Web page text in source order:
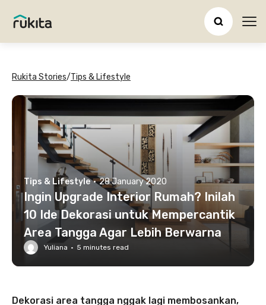
Rukita Stories/Tips & Lifestyle
Tips & Lifestyle · 28 January 2020
Ingin Upgrade Interior Rumah? Inilah
10 Ide Dekorasi untuk Mempercantik
Area Tangga Agar Lebih Berwarna
Yuliana · 5 minutes read
Dekorasi area tangga nggak lagi membosankan,